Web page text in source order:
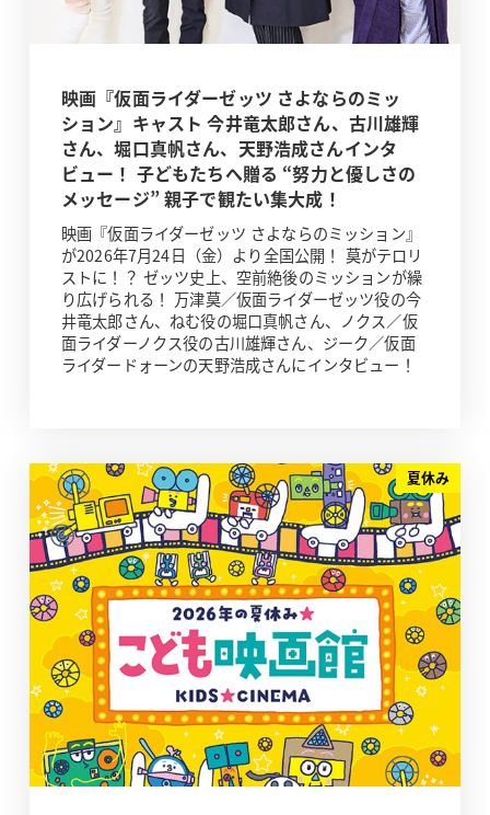
映画『仮面ライダーゼッツ さよならのミッ
ション』キャスト 今井竜太郎さん、古川雄輝
さん、堀口真帆さん、天野浩成さんインタ
ビュー！ 子どもたちへ贈る “努力と優しさの
メッセージ” 親子で観たい集大成！
映画『仮面ライダーゼッツ さよならのミッション』
が2026年7月24日（金）より全国公開！ 莫がテロリ
ストに！？ ゼッツ史上、空前絶後のミッションが繰
り広げられる！ 万津莫／仮面ライダーゼッツ役の今
井竜太郎さん、ねむ役の堀口真帆さん、ノクス／仮
面ライダーノクス役の古川雄輝さん、ジーク／仮面
ライダードォーンの天野浩成さんにインタビュー！
夏休み